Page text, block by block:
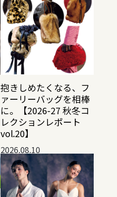
抱きしめたくなる、フ
ァーリーバッグを相棒
に。【2026-27 秋冬コ
レクションレポート
vol.20】
2026.08.10